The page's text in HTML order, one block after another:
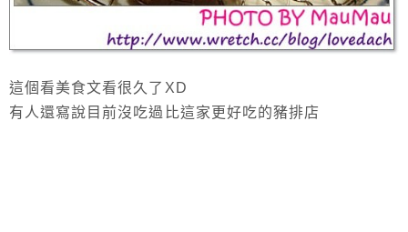
這個看美食文看很久了XD
有人還寫說目前沒吃過比這家更好吃的豬排店